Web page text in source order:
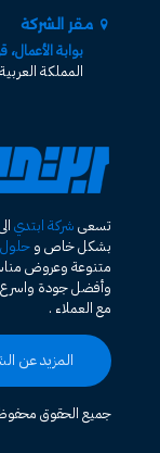
مقر الشركة
بوابة
المملكة
تسعى شركة ابتدي
بشكل خاص و حلول
متنوعة وعروض
وأفضل جودة
مع العملاء .
المزيد عن
جميع الحقوق محفوظة